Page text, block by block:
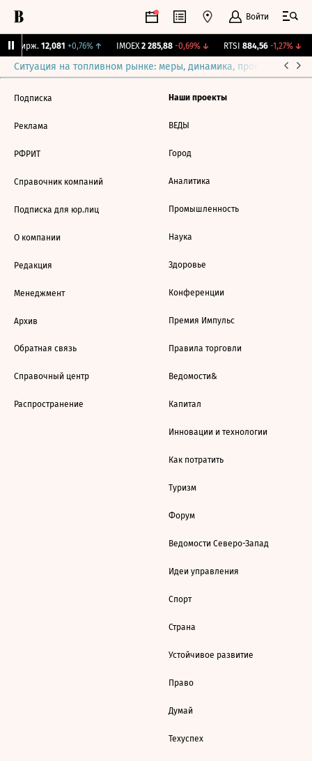
Войти
Бирж. 12,081 +0,76%↑ IMOEX 2 285,88 -0,69%↓ RTSI 884,56 -1,27%↓
Ситуация на топливном рынке: меры, динамика, прогнозы
Подписка
Реклама
РФРИТ
Справочник компаний
Подписка для юр.лиц
О компании
Редакция
Менеджмент
Архив
Обратная связь
Справочный центр
Распространение
Наши проекты
ВЕДЫ
Город
Аналитика
Промышленность
Наука
Здоровье
Конференции
Премия Импульс
Правила торговли
Ведомости&
Капитал
Инновации и технологии
Как потратить
Туризм
Форум
Ведомости Северо-Запад
Идеи управления
Спорт
Страна
Устойчивое развитие
Право
Думай
Техуспех